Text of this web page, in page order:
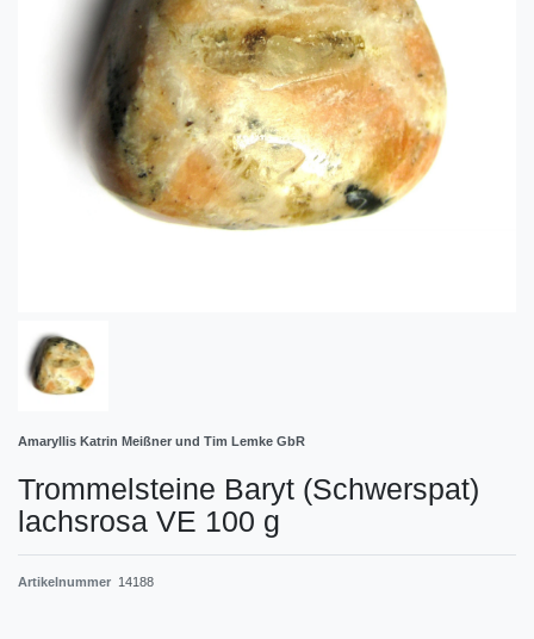
Amaryllis Katrin Meißner und Tim Lemke GbR
Trommelsteine Baryt (Schwerspat)
lachsrosa VE 100 g
Artikelnummer 14188